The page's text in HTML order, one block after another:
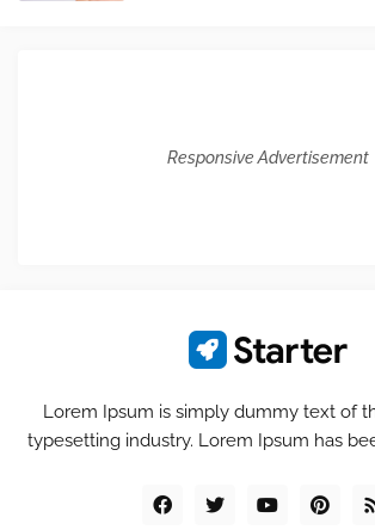
Responsive Advertisement
Lorem Ipsum is simply dummy text of
typesetting industry. Lorem Ipsum has